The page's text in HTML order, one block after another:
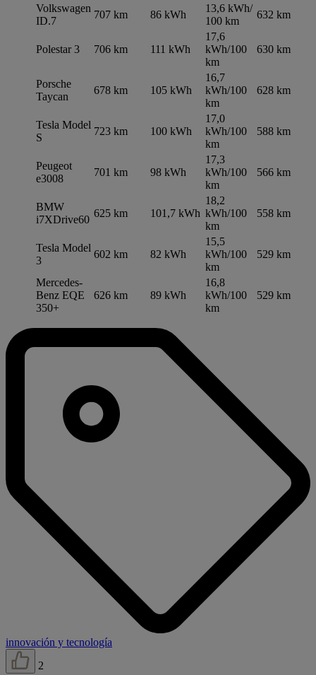
Volkswagen
ID.7
707 km 86 kWh
13,6 kWh/
100 km
632 km
Polestar 3 706 km 111 kWh
17,6
kWh/100
km
630 km
Porsche
Taycan
678 km 105 kWh
16,7
kWh/100
km
628 km
Tesla Model
S
723 km 100 kWh
17,0
kWh/100
km
588 km
Peugeot
e3008
701 km 98 kWh
17,3
kWh/100
km
566 km
BMW
i7XDrive60
625 km 101,7 kWh
18,2
kWh/100
km
558 km
Tesla Model
3
602 km 82 kWh
15,5
kWh/100
km
529 km
Mercedes-
Benz EQE
350+
626 km 89 kWh
16,8
kWh/100
km
529 km
innovación y tecnología
2